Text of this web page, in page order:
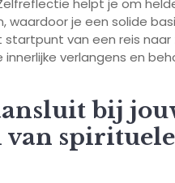
helpt je om
waardoor je een solide
van een reis
verlangens en
bij
van spirituele